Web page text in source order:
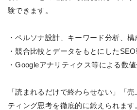
験できます。
・ペルソナ設計、キーワード分析、構
・競合比較とデータをもとにした
・Googleアナリティクス等による数
「読まれるだけで終わらせない」「
ティング思考を徹底的に鍛えられます